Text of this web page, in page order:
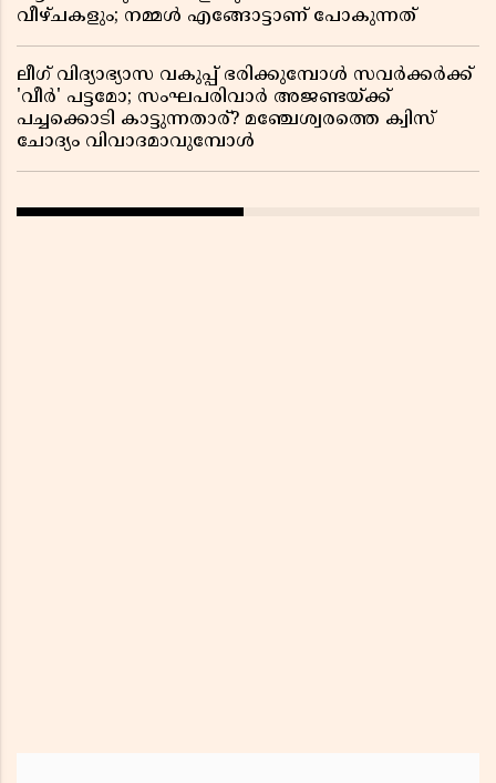
വീഴ്ചകളും; നമ്മൾ എങ്ങോട്ടാണ് പോകുന്നത്
ലീഗ് വിദ്യാഭ്യാസ വകുപ്പ് ഭരിക്കുമ്പോൾ സവർക്കർക്ക്
'വീർ' പട്ടമോ; സംഘപരിവാർ അജണ്ടയ്ക്ക്
പച്ചക്കൊടി കാട്ടുന്നതാര്? മഞ്ചേശ്വരത്തെ ക്വിസ്
ചോദ്യം വിവാദമാവുമ്പോൾ